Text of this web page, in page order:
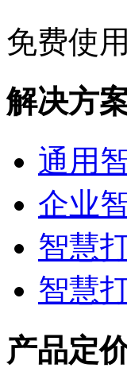
免费使用
解决方
通用
企业
智慧
智慧
产品定